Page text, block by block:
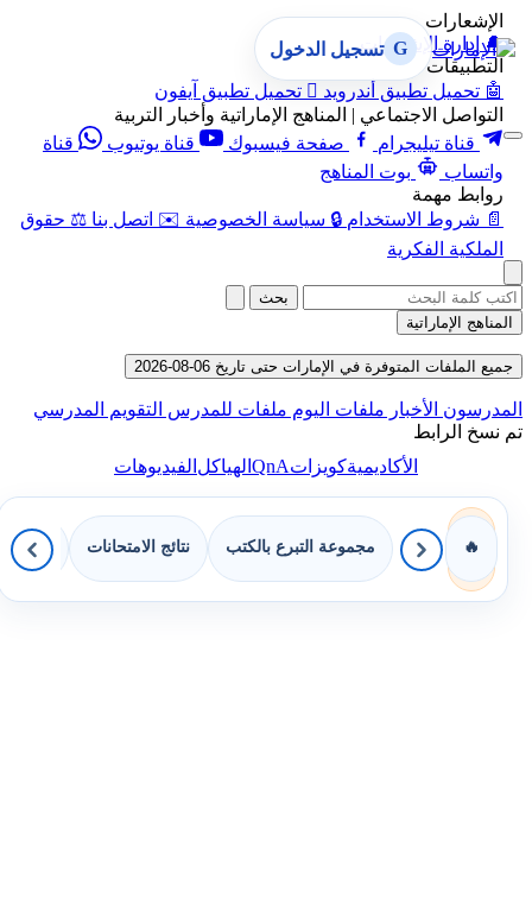
الإشعارات
🔔 إدارة الإشعارات
التطبيقات
🤖 تحميل تطبيق أندرويد  تحميل تطبيق آيفون
التواصل الاجتماعي | المناهج الإماراتية وأخبار التربية
قناة تيليجرام
صفحة فيسبوك قناة يوتيوب
قناة
واتساب
بوت المناهج
روابط مهمة
📄 شروط الاستخدام 🔒 سياسة الخصوصية ✉️ اتصل بنا ⚖️ حقوق
الملكية الفكرية
G تسجيل الدخول
بحث
المناهج الإماراتية
جميع الملفات المتوفرة في الإمارات حتى تاريخ 06-08-2026
المدرسون الأخبار ملفات اليوم ملفات للمدرس التقويم المدرسي
تم نسخ الرابط
الأكاديميةكويزاتQnAالهياكلالفيديوهات
🔥 مجموعة التبرع بالكتب نتائج الامتحانات